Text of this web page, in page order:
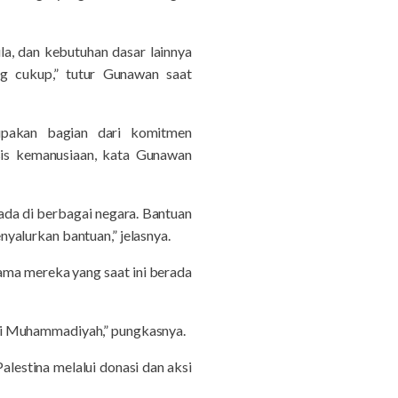
dan kebutuhan dasar lainnya
cukup,” tutur Gunawan saat
bagian dari komitmen
kemanusiaan, kata Gunawan
di berbagai negara. Bantuan
bantuan,” jelasnya.
mereka yang saat ini berada
pungkasnya.
melalui donasi dan aksi